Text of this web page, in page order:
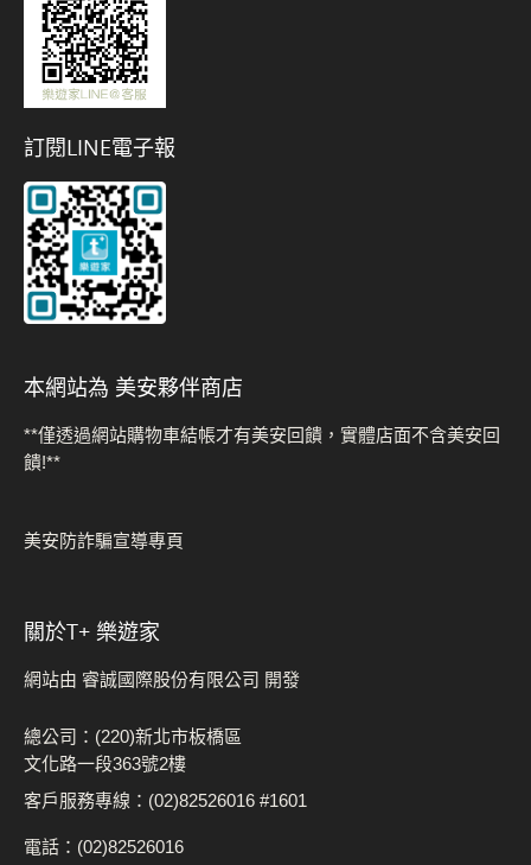
訂閱LINE電子報
本網站為 美安夥伴商店
**僅透過網站購物車結帳才有美安回饋，實體店面不含美安回
饋!**
美安防詐騙宣導專頁
關於t+ 樂遊家
網站由 睿誠國際股份有限公司 開發
總公司：(220)新北市板橋區
文化路一段363號2樓
客戶服務專線：(02)82526016 #1601
電話：(02)82526016